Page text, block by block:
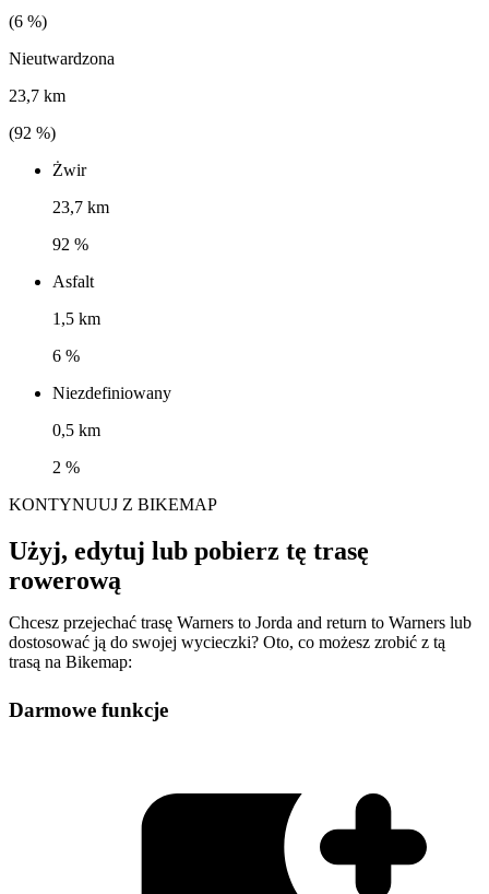
(6 %)
Nieutwardzona
23,7 km
(92 %)
Żwir
23,7 km
92 %
Asfalt
1,5 km
6 %
Niezdefiniowany
0,5 km
2 %
KONTYNUUJ Z BIKEMAP
Użyj, edytuj lub pobierz tę trasę
rowerową
Chcesz przejechać trasę Warners to Jorda and return to Warners lub
dostosować ją do swojej wycieczki? Oto, co możesz zrobić z tą
trasą na Bikemap:
Darmowe funkcje